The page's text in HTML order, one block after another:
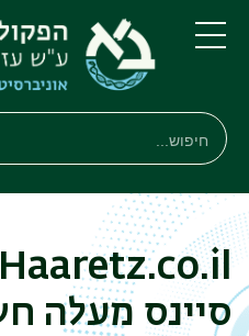
חיפוש
חיפוש
סיינס מעלה